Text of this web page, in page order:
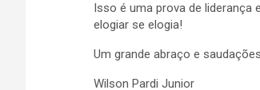
Isso é uma prova de liderança
elogiar se elogia!
Um grande abraço e
Wilson Pardi Junior